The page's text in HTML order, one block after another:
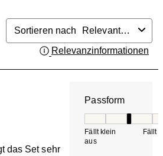
Sortieren nach
Relevanteste
Relevanzinformationen
das Set sehr
Passform
Fällt klein
aus
Fällt